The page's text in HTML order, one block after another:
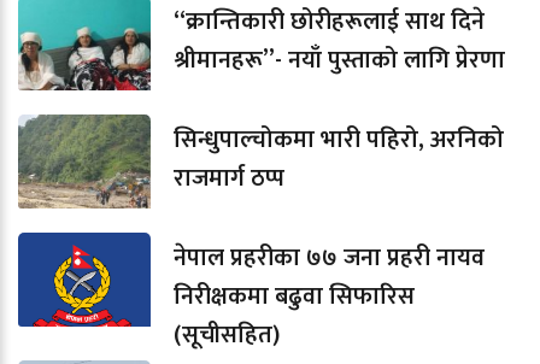
“क्रान्तिकारी छोरीहरूलाई साथ दिने
श्रीमानहरू”- नयाँ पुस्ताको लागि प्रेरणा
सिन्धुपाल्चोकमा भारी पहिरो, अरनिको
राजमार्ग ठप्प
नेपाल प्रहरीका ७७ जना प्रहरी नायव
निरीक्षकमा बढुवा सिफारिस
(सूचीसहित)